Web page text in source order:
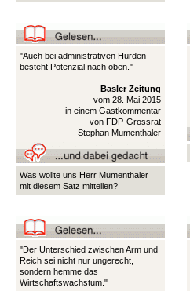
"Auch bei administrativen Hürden
besteht Potenzial nach oben."
Basler Zeitung
vom 28. Mai 2015
in einem Gastkommentar
von FDP-Grossrat
Stephan Mumenthaler
Was wollte uns Herr Mumenthaler
mit diesem Satz mitteilen?
"Der Unterschied zwischen Arm und
Reich sei nicht nur ungerecht,
sondern hemme das
Wirtschaftswachstum."